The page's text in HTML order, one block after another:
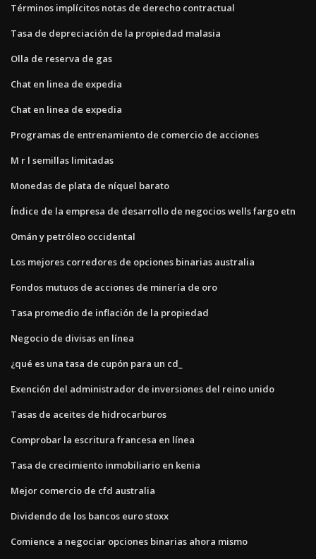
Términos implícitos notas de derecho contractual
Tasa de depreciación de la propiedad malasia
Olla de reserva de gas
Chat en linea de expedia
Chat en linea de expedia
Programas de entrenamiento de comercio de acciones
M r l semillas limitadas
Monedas de plata de níquel barato
Índice de la empresa de desarrollo de negocios wells fargo etn
Omán y petróleo occidental
Los mejores corredores de opciones binarias australia
Fondos mutuos de acciones de minería de oro
Tasa promedio de inflación de la propiedad
Negocio de divisas en línea
¿qué es una tasa de cupón para un cd_
Exención del administrador de inversiones del reino unido
Tasas de aceites de hidrocarburos
Comprobar la escritura francesa en línea
Tasa de crecimiento inmobiliario en kenia
Mejor comercio de cfd australia
Dividendo de los bancos euro stoxx
Comience a negociar opciones binarias ahora mismo